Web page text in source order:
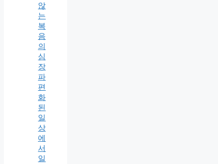
않
는
복
음
의
심
장
파
편
화
된
일
상
에
서
일